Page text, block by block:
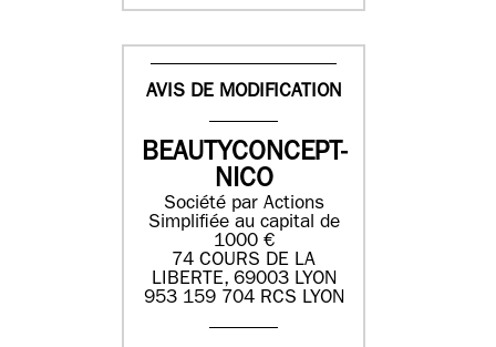
AVIS DE MODIFICATION
BEAUTYCONCEPT-
NICO
Société par Actions
Simplifiée au capital de
1000 €
74 COURS DE LA
LIBERTE, 69003 LYON
953 159 704 RCS LYON